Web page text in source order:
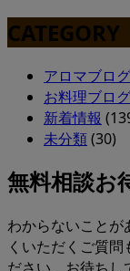
CATEGORY
アロマブログ
お料理ブログ
新着情報
未分類(30)
無料相談お
わからないことが
くいただくご質